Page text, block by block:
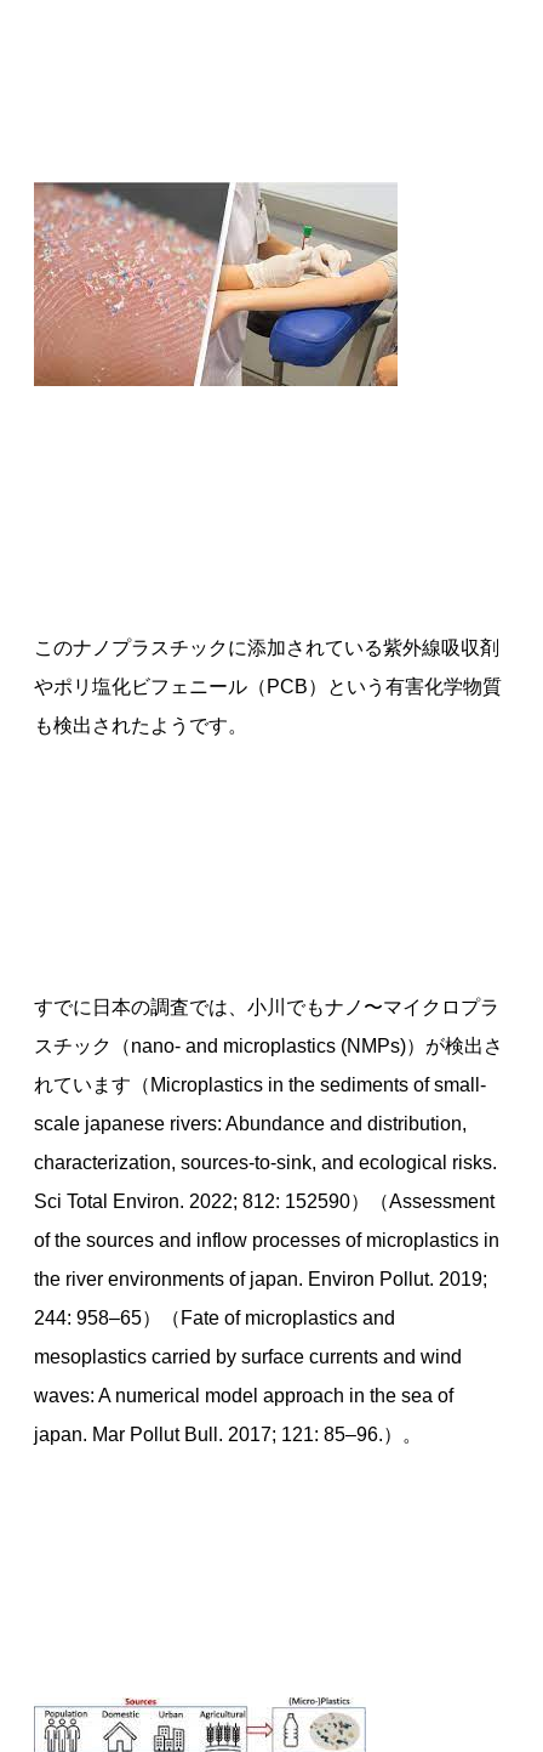
このナノプラスチックに添加されている紫外線吸収剤
やポリ塩化ビフェニール（PCB）という有害化学物質
も検出されたようです。
すでに日本の調査では、小川でもナノ〜マイクロプラ
スチック（nano- and microplastics (NMPs)）が検出さ
れています（Microplastics in the sediments of small-
scale japanese rivers: Abundance and distribution,
characterization, sources-to-sink, and ecological risks.
Sci Total Environ. 2022; 812: 152590）（Assessment
of the sources and inflow processes of microplastics in
the river environments of japan. Environ Pollut. 2019;
244: 958–65）（Fate of microplastics and
mesoplastics carried by surface currents and wind
waves: A numerical model approach in the sea of
japan. Mar Pollut Bull. 2017; 121: 85–96.）。